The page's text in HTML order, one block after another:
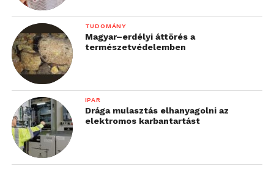
TUDOMÁNY
Magyar–erdélyi áttörés a
természetvédelemben
IPAR
Drága mulasztás elhanyagolni az
elektromos karbantartást